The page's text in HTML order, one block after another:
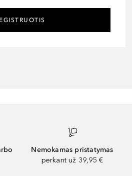
Nemokamas pristatymas
perkant už 39,95 €